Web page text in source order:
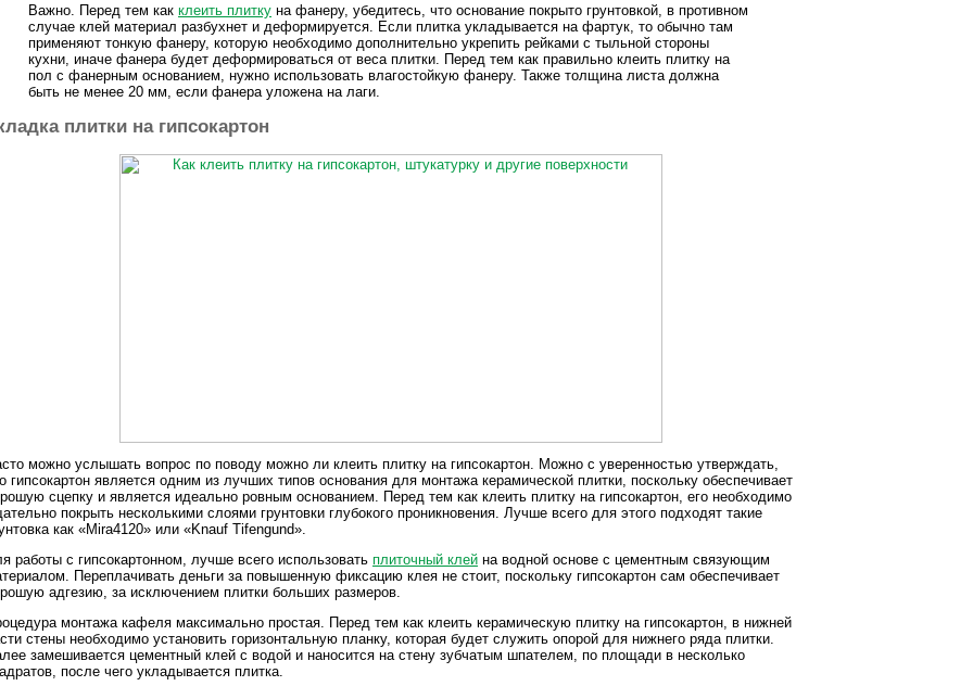
Важно. Перед тем как клеить плитку на фанеру, убедитесь, что основание покрыто грунтовкой, в противном
случае клей материал разбухнет и деформируется. Если плитка укладывается на фартук, то обычно там
применяют тонкую фанеру, которую необходимо дополнительно укрепить рейками с тыльной стороны
кухни, иначе фанера будет деформироваться от веса плитки. Перед тем как правильно клеить плитку на
пол с фанерным основанием, нужно использовать влагостойкую фанеру. Также толщина листа должна
быть не менее 20 мм, если фанера уложена на лаги.
плитки на гипсокартон
можно услышать вопрос по поводу можно ли клеить плитку на гипсокартон. Можно с уверенностью утверждать,
гипсокартон является одним из лучших типов основания для монтажа керамической плитки, поскольку обеспечивает
сцепку и является идеально ровным основанием. Перед тем как клеить плитку на гипсокартон, его необходимо
покрыть несколькими слоями грунтовки глубокого проникновения. Лучше всего для этого подходят такие
как «Mira4120» или «Knauf Tifengund».
работы с гипсокартонном, лучше всего использовать плиточный клей на водной основе с цементным связующим
Переплачивать деньги за повышенную фиксацию клея не стоит, поскольку гипсокартон сам обеспечивает
адгезию, за исключением плитки больших размеров.
монтажа кафеля максимально простая. Перед тем как клеить керамическую плитку на гипсокартон, в нижней
стены необходимо установить горизонтальную планку, которая будет служить опорой для нижнего ряда плитки.
замешивается цементный клей с водой и наносится на стену зубчатым шпателем, по площади в несколько
после чего укладывается плитка.